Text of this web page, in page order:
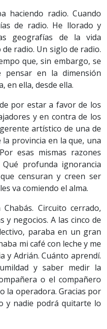
haciendo radio. Cuando
de radio. He llorado y
geografías de la vida
radio. Un siglo de radio.
que, sin embargo, se
en la dimensión
en ella, desde ella.
por estar a favor de los
y en contra de los
artístico de una de
provincia en la que, una
esas mismas razones
profunda ignorancia
censuran y creen ser
va comiendo el alma.
Circuito cerrado,
y negocios. A las cinco de
paraba en un gran
mi café con leche y me
y Adrián. Cuánto aprendí.
y saber medir la
o el compañero
la operadora. Gracias por
y nadie podrá quitarte lo